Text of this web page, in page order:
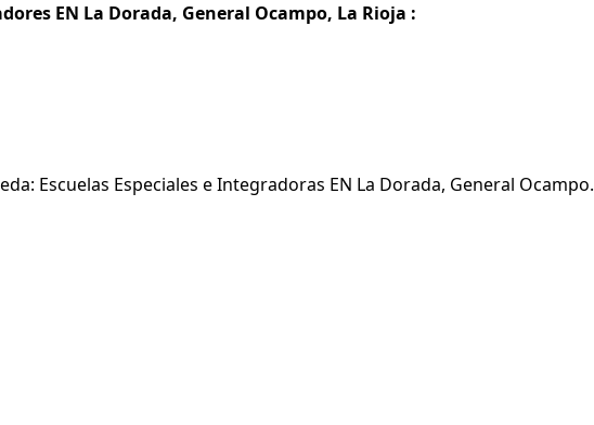
EN La Dorada, General Ocampo, La Rioja :
Escuelas Especiales e Integradoras EN La Dorada, General Ocampo.